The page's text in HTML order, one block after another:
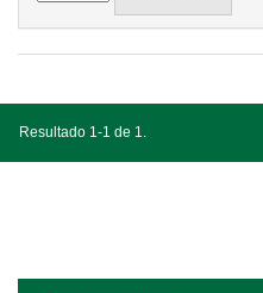
Resultado 1-1 de 1.